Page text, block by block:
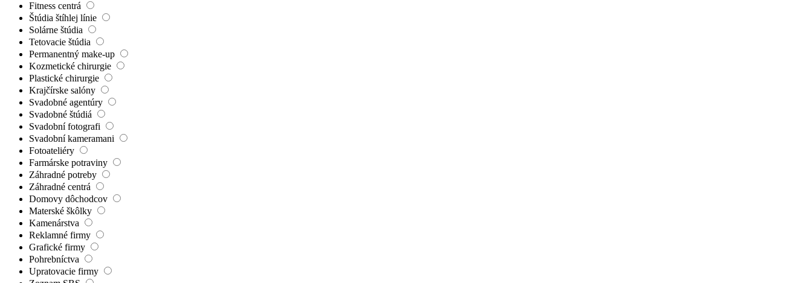
Fitness centrá
Štúdia štíhlej línie
Solárne štúdia
Tetovacie štúdia
Permanentný make-up
Kozmetické chirurgie
Plastické chirurgie
Krajčírske salóny
Svadobné agentúry
Svadobné štúdiá
Svadobní fotografi
Svadobní kameramani
Fotoateliéry
Farmárske potraviny
Záhradné potreby
Záhradné centrá
Domovy dôchodcov
Materské škôlky
Kamenárstva
Reklamné firmy
Grafické firmy
Pohrebníctva
Upratovacie firmy